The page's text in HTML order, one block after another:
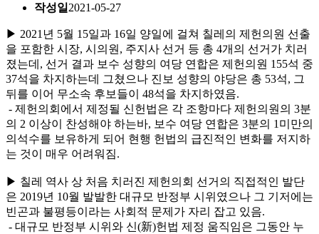
작성일 2021-05-27
▶ 2021년 5월 15일과 16일 양일에 걸쳐 칠레의 제헌의원 선출
을 포함한 시장, 시의원, 주지사 선거 등 총 4개의 선거가 치러
졌는데, 선거 결과 보수 성향의 여당 연합은 제헌의원 155석 중
37석을 차지하는데 그쳤으나 진보 성향의 야당은 총 53석, 그
뒤를 이어 무소속 후보들이 48석을 차지하였음.
- 제헌의회에서 제정될 신헌법은 각 조항마다 제헌의원의 3분
의 2 이상이 찬성해야 하는바, 보수 여당 연합은 3분의 1미만의
의석수를 보유하게 되어 현행 헌법의 급진적인 변화를 저지하
는 것이 매우 어려워짐.
▶ 칠레 역사 상 처음 치러진 제헌의회 선거의 직접적인 발단
은 2019년 10월 발발한 대규모 반정부 시위였으나 그 기저에는
빈곤과 불평등이라는 사회적 문제가 자리 잡고 있음.
- 대규모 반정부 시위와 신(新)헌법 제정 움직임은 그동안 누